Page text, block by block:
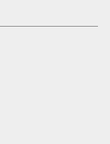
коли.
отримуйте